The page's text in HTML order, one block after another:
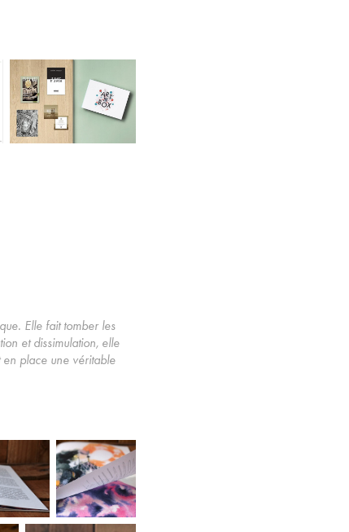
Elle fait tomber les
et dissimulation, elle
place une véritable